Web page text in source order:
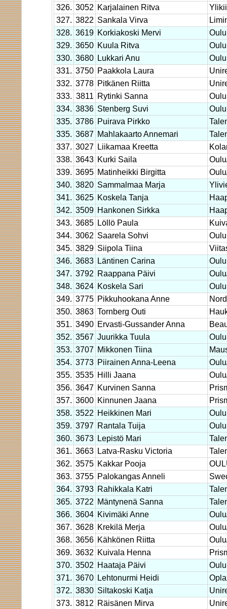
326. 3052 Karjalainen Ritva
327. 3822 Sankala Virva
328. 3619 Korkiakoski Mervi
Oulu
329. 3650 Kuula Ritva
Oulu
330. 3680 Lukkari Anu
Oulu
331. 3750 Paakkola Laura
332. 3778 Pitkänen Riitta
333. 3811 Rytinki Sanna
Oulu
334. 3836 Stenberg Suvi
Oulu
335. 3786 Puirava Pirkko
335. 3687 Mahlakaarto Annemari
337. 3027 Liikamaa Kreetta
338. 3643 Kurki Saila
339. 3695 Matinheikki Birgitta
340. 3820 Sammalmaa Marja
341. 3625 Koskela Tanja
342. 3509 Hankonen Sirkka
343. 3685 Löllö Paula
344. 3062 Saarela Sohvi
Oulu
345. 3829 Siipola Tiina
346. 3683 Läntinen Carina
347. 3792 Raappana Päivi
348. 3624 Koskela Sari
349. 3775 Pikkuhookana Anne
350. 3863 Tornberg Outi
351. 3490 Ervasti-Gussander Anna
352. 3567 Juurikka Tuula
353. 3707 Mikkonen Tiina
354. 3773 Piirainen Anna-Leena
355. 3535 Hilli Jaana
356. 3647 Kurvinen Sanna
357. 3600 Kinnunen Jaana
358. 3522 Heikkinen Mari
359. 3797 Rantala Tuija
360. 3673 Lepistö Mari
361. 3663 Latva-Rasku Victoria
362. 3575 Kakkar Pooja
363. 3755 Palokangas Anneli
364. 3793 Rahikkala Katri
365. 3722 Mäntynenä Sanna
366. 3604 Kivimäki Anne
367. 3628 Krekilä Merja
368. 3656 Kähkönen Riitta
369. 3632 Kuivala Henna
370. 3502 Haataja Päivi
Oulu
371. 3670 Lehtonurmi Heidi
372. 3830 Siltakoski Katja
373. 3812 Räisänen Mirva